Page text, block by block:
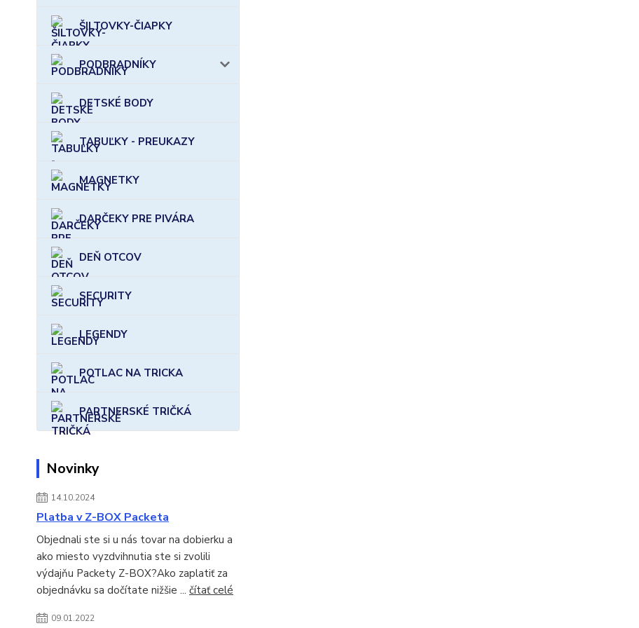
ŠILTOVKY-ČIAPKY
PODBRADNÍKY
DETSKÉ BODY
TABUĽKY - PREUKAZY
MAGNETKY
DARČEKY PRE PIVÁRA
DEŇ OTCOV
SECURITY
LEGENDY
POTLAC NA TRICKA
PARTNERSKÉ TRIČKÁ
Novinky
14.10.2024
Platba v Z-BOX Packeta
Objednali ste si u nás tovar na dobierku a
ako miesto vyzdvihnutia ste si zvolili
výdajňu Packety Z-BOX?Ako zaplatiť za
objednávku sa dočítate nižšie ... čítať celé
09.01.2022